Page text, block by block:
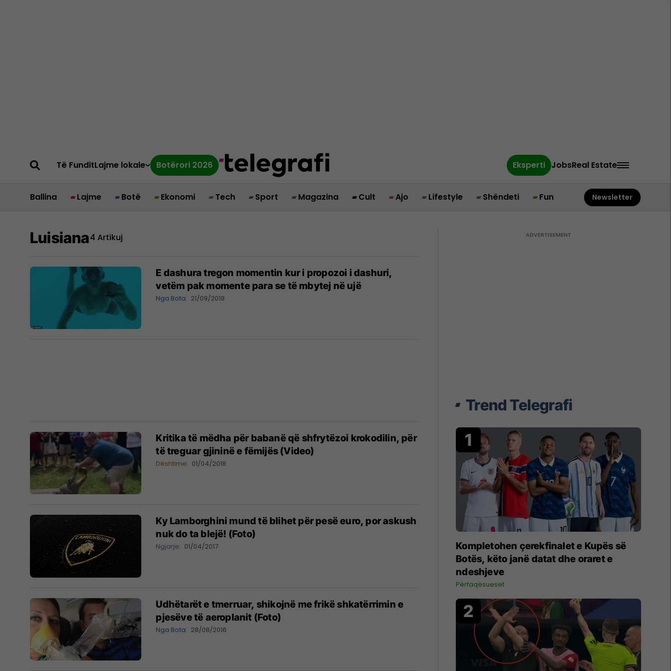
Të FunditLajme lokale Botërori 2026 Eksperti JobsReal Estate
Ballina Lajme Botë Ekonomi Tech Sport Magazina Cult Ajo Lifestyle Shëndeti Fun Newsletter
Luisiana4 Artikuj
E dashura tregon momentin kur i propozoi i dashuri,
vetëm pak momente para se të mbytej në ujë
Nga Bota 21/09/2019
Kritika të mëdha për babanë që shfrytëzoi krokodilin, për
të treguar gjininë e fëmijës (Video)
Dështime 01/04/2018
Ky Lamborghini mund të blihet për pesë euro, por askush
nuk do ta blejë! (Foto)
Ngjarje 01/04/2017
Udhëtarët e tmerruar, shikojnë me frikë shkatërrimin e
pjesëve të aeroplanit (Foto)
Nga Bota 28/08/2016
Trend Telegrafi
Kompletohen çerekfinalet e Kupës së
Botës, këto janë datat dhe oraret e
ndeshjeve
Përfaqësueset